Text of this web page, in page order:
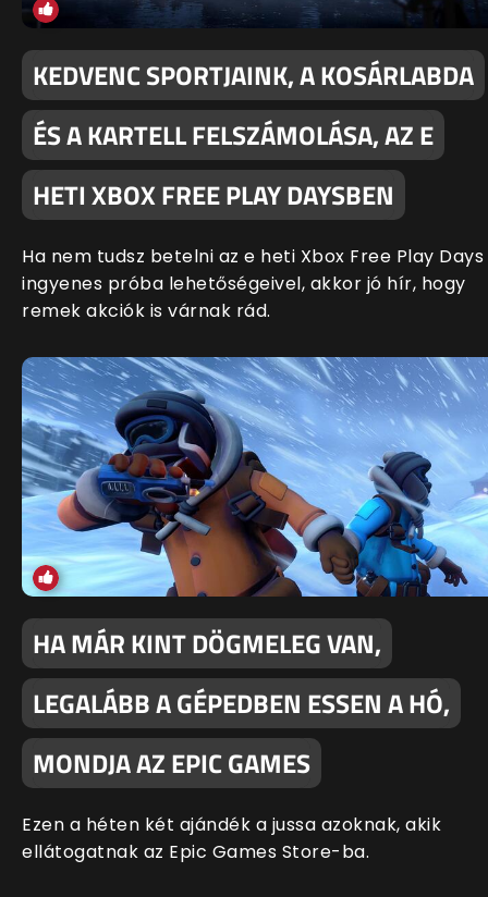
KEDVENC SPORTJAINK, A KOSÁRLABDA
ÉS A KARTELL FELSZÁMOLÁSA, AZ E
HETI XBOX FREE PLAY DAYSBEN
Ha nem tudsz betelni az e heti Xbox Free Play Days
ingyenes próba lehetőségeivel, akkor jó hír, hogy
remek akciók is várnak rád.
HA MÁR KINT DÖGMELEG VAN,
LEGALÁBB A GÉPEDBEN ESSEN A HÓ,
MONDJA AZ EPIC GAMES
Ezen a héten két ajándék a jussa azoknak, akik
ellátogatnak az Epic Games Store-ba.